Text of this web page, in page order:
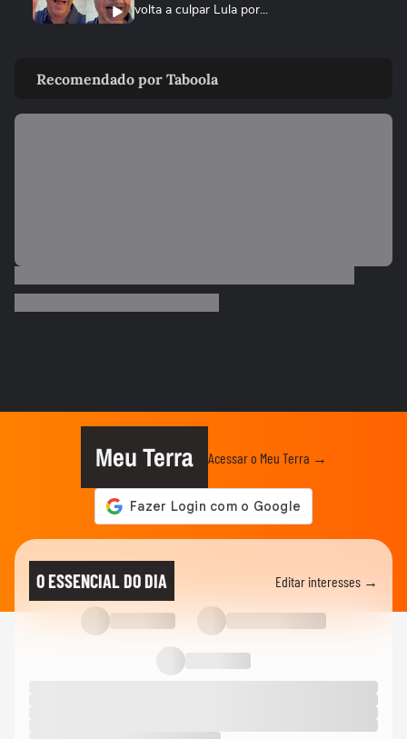
volta a culpar Lula por...
brasileiro’ e o culpa por...
NOTÍCIAS
na prisão às de Bolsonaro...
Flávio Bolsonaro cita eleições no Brasil e
diz em audiência nos...
‘Acima de qualquer ideologia’, diz Michelle
Bolsonaro após...
Lula mostra dedo do meio durante
discurso no Palácio do Planalto:...
Recomendado por Taboola
Meu Terra Acessar o Meu Terra →
O ESSENCIAL DO DIA Editar interesses →